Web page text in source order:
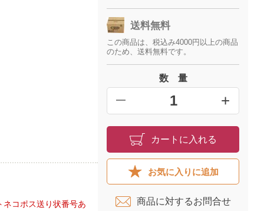
コポス送り状番号あ
送料無料
この商品は、税込み4000円以上の商品
のため、送料無料です。
数 量
━ +
カートに入れる
お気に入りに追加
商品に対するお問合せ​